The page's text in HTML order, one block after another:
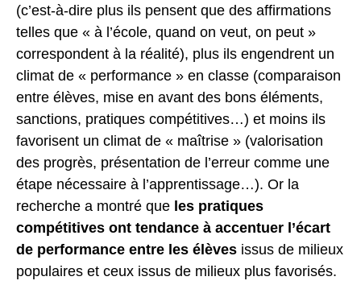
(c’est-à-dire plus ils pensent que des affirmations
telles que « à l’école, quand on veut, on peut »
correspondent à la réalité), plus ils engendrent un
climat de « performance » en classe (comparaison
entre élèves, mise en avant des bons éléments,
sanctions, pratiques compétitives…) et moins ils
favorisent un climat de « maîtrise » (valorisation
des progrès, présentation de l’erreur comme une
étape nécessaire à l’apprentissage…). Or la
recherche a montré que les pratiques
compétitives ont tendance à accentuer l’écart
de performance entre les élèves issus de milieux
populaires et ceux issus de milieux plus favorisés.